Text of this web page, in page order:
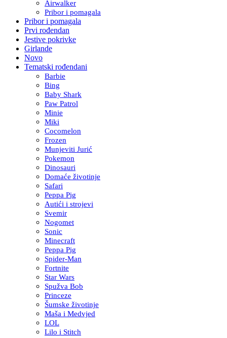
Airwalker
Pribor i pomagala
Pribor i pomagala
Prvi rođendan
Jestive pokrivke
Girlande
Novo
Tematski rođendani
Barbie
Bing
Baby Shark
Paw Patrol
Minie
Miki
Cocomelon
Frozen
Munjeviti Jurić
Pokemon
Dinosauri
Domaće životinje
Safari
Peppa Pig
Autići i strojevi
Svemir
Nogomet
Sonic
Minecraft
Peppa Pig
Spider-Man
Fortnite
Star Wars
Spužva Bob
Princeze
Šumske životinje
Maša i Medvjed
LOL
Lilo i Stitch